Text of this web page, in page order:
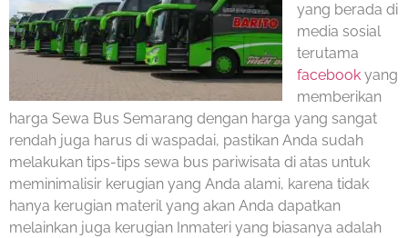
yang berada di
media sosial
terutama
facebook yang
memberikan
harga Sewa Bus Semarang dengan harga yang sangat
rendah juga harus di waspadai, pastikan Anda sudah
melakukan tips-tips sewa bus pariwisata di atas untuk
meminimalisir kerugian yang Anda alami, karena tidak
hanya kerugian materil yang akan Anda dapatkan
melainkan juga kerugian Inmateri yang biasanya adalah